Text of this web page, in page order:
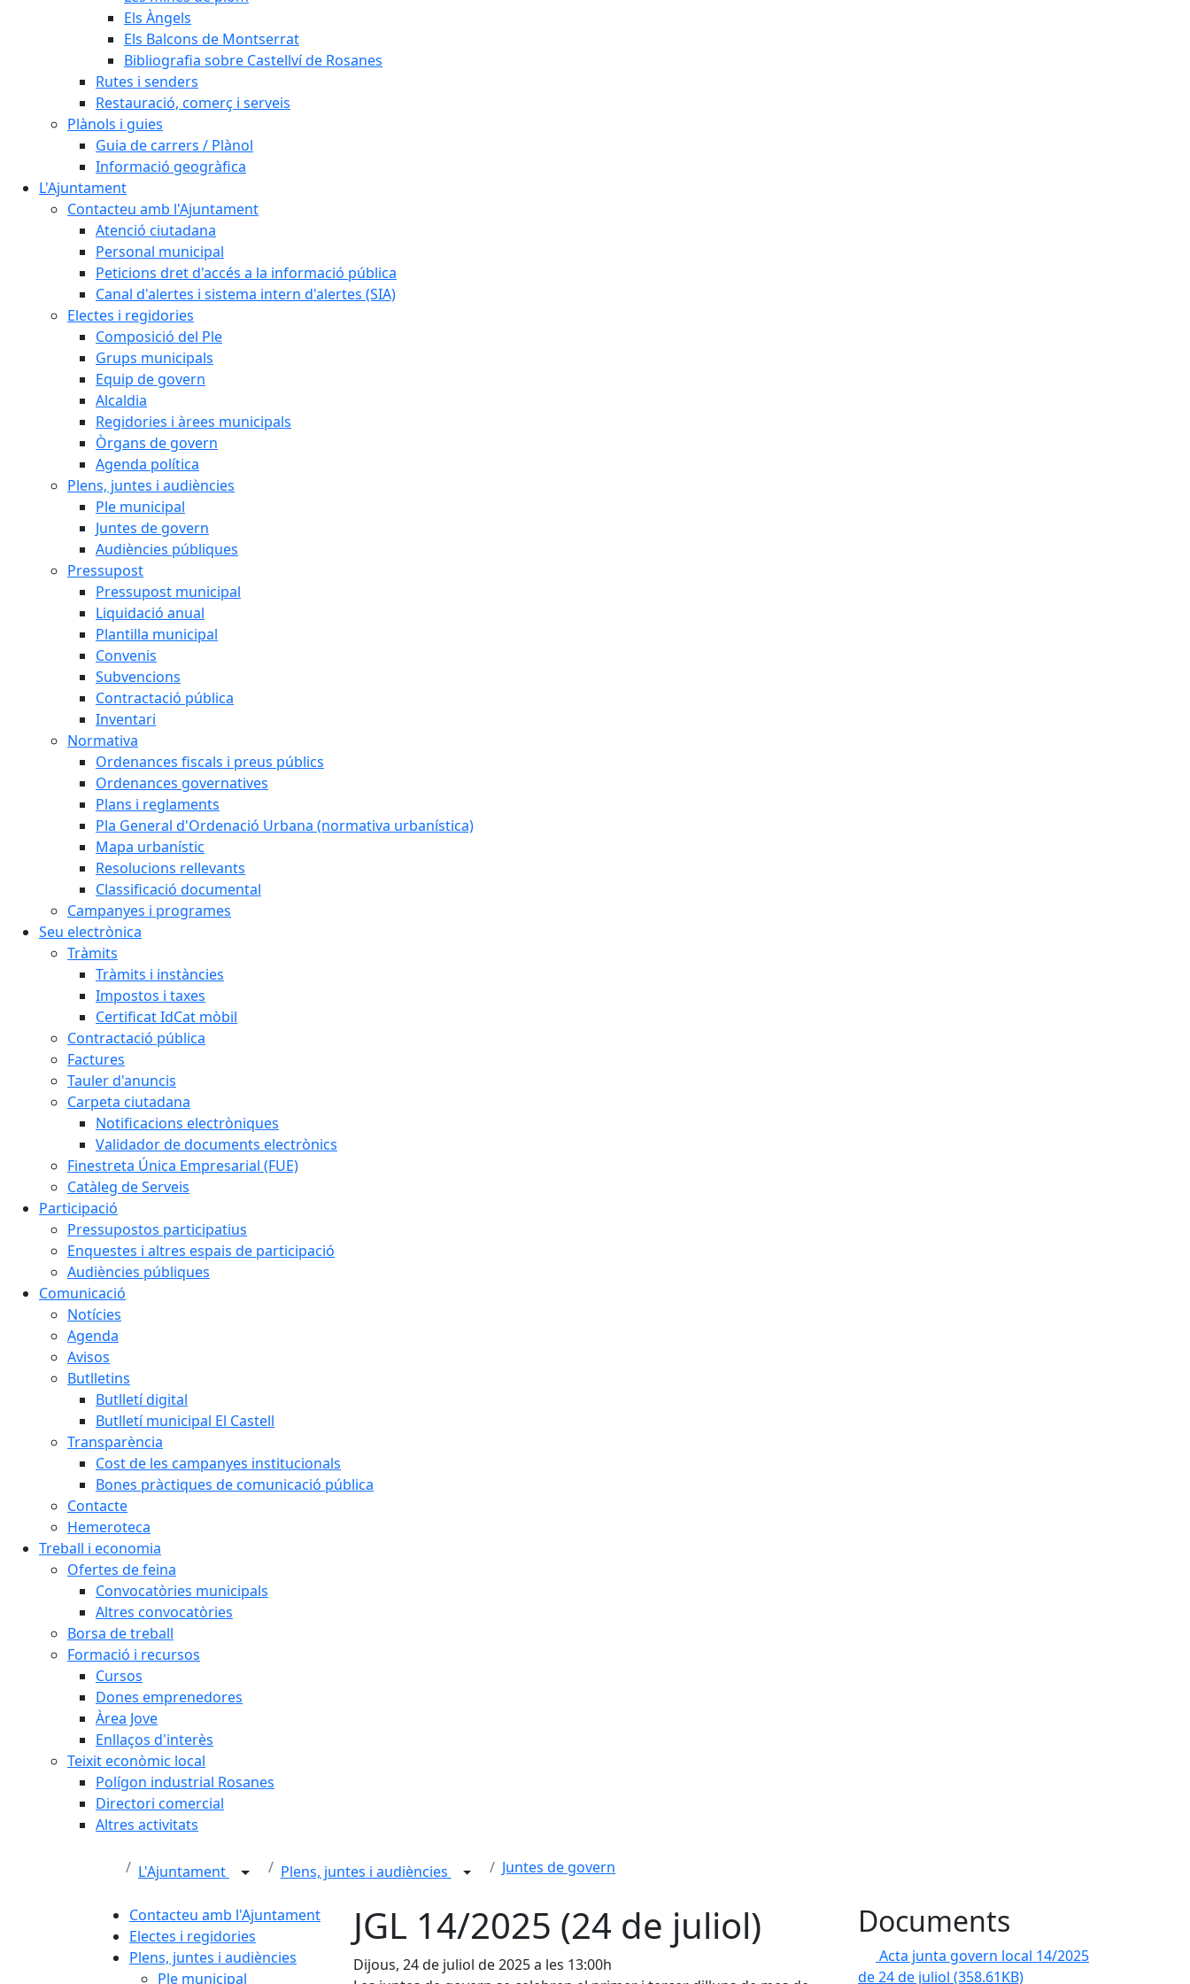
Els Àngels
Els Balcons de Montserrat
Bibliografia sobre Castellví de Rosanes
Rutes i senders
Restauració, comerç i serveis
Plànols i guies
Guia de carrers / Plànol
Informació geogràfica
L'Ajuntament
Contacteu amb l'Ajuntament
Atenció ciutadana
Personal municipal
Peticions dret d'accés a la informació pública
Canal d'alertes i sistema intern d'alertes (SIA)
Electes i regidories
Composició del Ple
Grups municipals
Equip de govern
Alcaldia
Regidories i àrees municipals
Òrgans de govern
Agenda política
Plens, juntes i audiències
Ple municipal
Juntes de govern
Audiències públiques
Pressupost
Pressupost municipal
Liquidació anual
Plantilla municipal
Convenis
Subvencions
Contractació pública
Inventari
Normativa
Ordenances fiscals i preus públics
Ordenances governatives
Plans i reglaments
Pla General d'Ordenació Urbana (normativa urbanística)
Mapa urbanístic
Resolucions rellevants
Classificació documental
Campanyes i programes
Seu electrònica
Tràmits
Tràmits i instàncies
Impostos i taxes
Certificat IdCat mòbil
Contractació pública
Factures
Tauler d'anuncis
Carpeta ciutadana
Notificacions electròniques
Validador de documents electrònics
Finestreta Única Empresarial (FUE)
Catàleg de Serveis
Participació
Pressupostos participatius
Enquestes i altres espais de participació
Audiències públiques
Comunicació
Notícies
Agenda
Avisos
Butlletins
Butlletí digital
Butlletí municipal El Castell
Transparència
Cost de les campanyes institucionals
Bones pràctiques de comunicació pública
Contacte
Hemeroteca
Treball i economia
Ofertes de feina
Convocatòries municipals
Altres convocatòries
Borsa de treball
Formació i recursos
Cursos
Dones emprenedores
Àrea Jove
Enllaços d'interès
Teixit econòmic local
Polígon industrial Rosanes
Directori comercial
Altres activitats
L'Ajuntament Plens, juntes i audiències Juntes de govern
Contacteu amb l'Ajuntament
Electes i regidories
Plens, juntes i audiències
Ple municipal
JGL 14/2025 (24 de juliol)
Dijous, 24 de juliol de 2025 a les 13:00h
Documents
Acta junta govern local 14/2025
de 24 de juliol (358.61KB)